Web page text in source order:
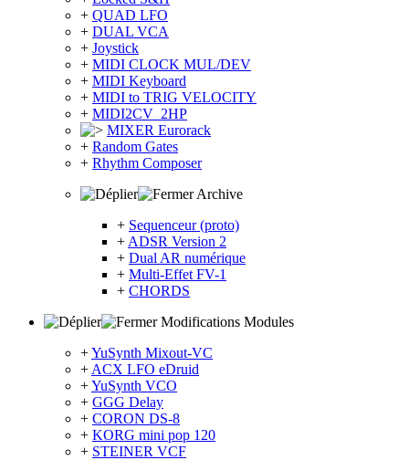
+ QUAD LFO
+ DUAL VCA
+ Joystick
+ MIDI CLOCK MUL/DEV
+ MIDI Keyboard
+ MIDI to TRIG VELOCITY
+ MIDI2CV_2HP
MIXER Eurorack
+ Random Gates
+ Rhythm Composer
Archive
+ Sequenceur (proto)
+ ADSR Version 2
+ Dual AR numérique
+ Multi-Effet FV-1
+ CHORDS
Modifications Modules
+YuSynth Mixout-VC
+ ACX LFO eDruid
+YuSynth VCO
+ GGG Delay
+ CORON DS-8
+ KORG mini pop 120
+ STEINER VCF